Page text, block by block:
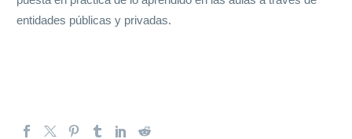
entidades públicas y privadas.